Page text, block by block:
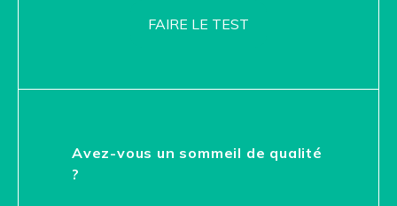
FAIRE LE TEST
Avez-vous un sommeil de qualité
?